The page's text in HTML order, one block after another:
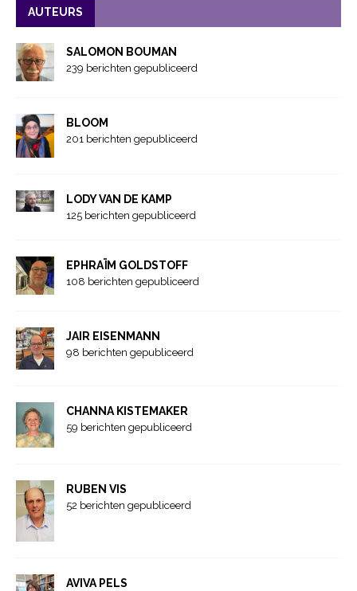
AUTEURS
SALOMON BOUMAN
239 berichten gepubliceerd
BLOOM
201 berichten gepubliceerd
LODY VAN DE KAMP
125 berichten gepubliceerd
EPHRAÏM GOLDSTOFF
108 berichten gepubliceerd
JAIR EISENMANN
98 berichten gepubliceerd
CHANNA KISTEMAKER
59 berichten gepubliceerd
RUBEN VIS
52 berichten gepubliceerd
AVIVA PELS